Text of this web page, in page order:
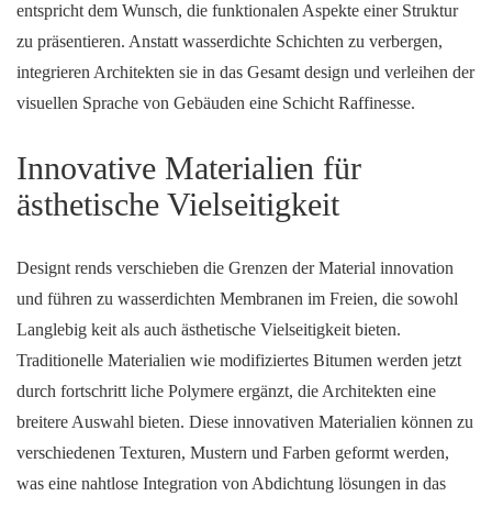
entspricht dem Wunsch, die funktionalen Aspekte einer Struktur
zu präsentieren. Anstatt wasserdichte Schichten zu verbergen,
integrieren Architekten sie in das Gesamt design und verleihen der
visuellen Sprache von Gebäuden eine Schicht Raffinesse.
Innovative Materialien für
ästhetische Vielseitigkeit
Designt rends verschieben die Grenzen der Material innovation
und führen zu wasserdichten Membranen im Freien, die sowohl
Langlebig keit als auch ästhetische Vielseitigkeit bieten.
Traditionelle Materialien wie modifiziertes Bitumen werden jetzt
durch fortschritt liche Polymere ergänzt, die Architekten eine
breitere Auswahl bieten. Diese innovativen Materialien können zu
verschiedenen Texturen, Mustern und Farben geformt werden,
was eine nahtlose Integration von Abdichtung lösungen in das